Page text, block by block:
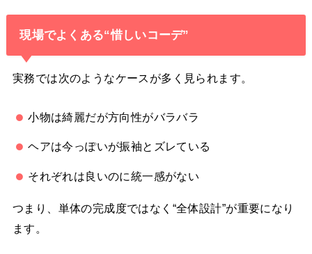
現場でよくある“惜しいコーデ”
実務では次のようなケースが多く見られます。
小物は綺麗だが方向性がバラバラ
ヘアは今っぽいが振袖とズレている
それぞれは良いのに統一感がない
つまり、単体の完成度ではなく“全体設計”が重要になり
ます。